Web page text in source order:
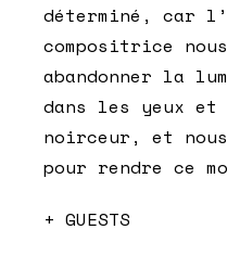
déterminé, car
compositrice
abandonner la
dans les yeux
noirceur, et
pour rendre ce
+ GUESTS